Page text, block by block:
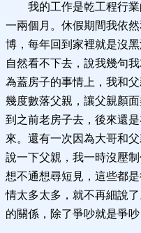
我的工作是乾工程行
一兩個月。休假期間我依
博，每年回到家裡就是沒
自然看不下去，說我幾句
為蓋房子的事情上，我和
幾度數落父親，讓父親顏
到之前老房子去，後來還
來。還有一次因為大哥和
說一下父親，我一時沒壓
想不通想尋短見，這些都
情太多太多，就不再細說
的關係，除了爭吵就是爭吵